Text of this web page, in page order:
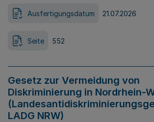
Ausfertigungsdatum 21.07.2026
Seite 552
Gesetz zur Vermeidung von
Diskriminierung in Nordrhein-
LADG NRW)